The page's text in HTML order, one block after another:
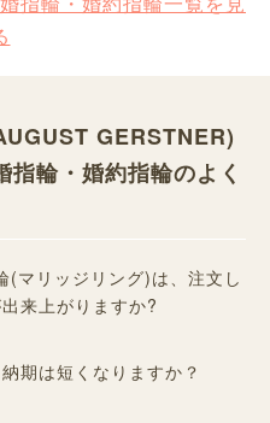
GERSTNER)
指輪・婚約指輪のよく
(マリッジリング)は、注文し
来上がりますか?
期は短くなりますか？